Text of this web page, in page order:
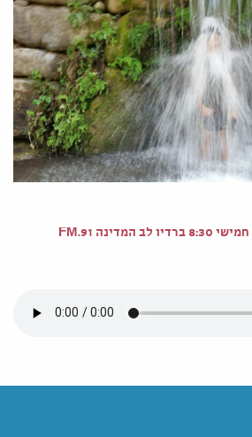
הפינה של אורית בלוך כל חמישי 8:30 ברדיו לב המדינה 91.FM